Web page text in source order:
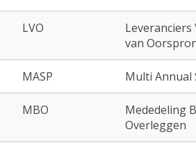
LVO
van
MASP Multi Annual
MBO
Mededeling
Overleggen